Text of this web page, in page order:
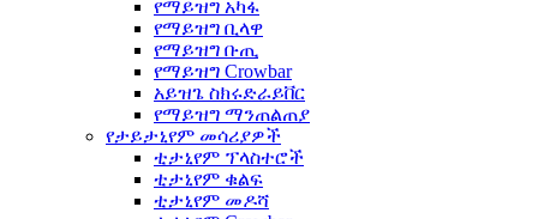
የማይዝግ አካፋ
የማይዝግ ቢላዋ
የማይዝግ ቡጢ
የማይዝግ Crowbar
አይዝጌ ስክሩድራይቨር
የማይዝግ ማንጠልጠያ
የታይታኒየም መሳሪያዎች
ቲታኒየም ፕላስተሮች
ቲታኒየም ቁልፍ
ቲታኒየም መዶሻ